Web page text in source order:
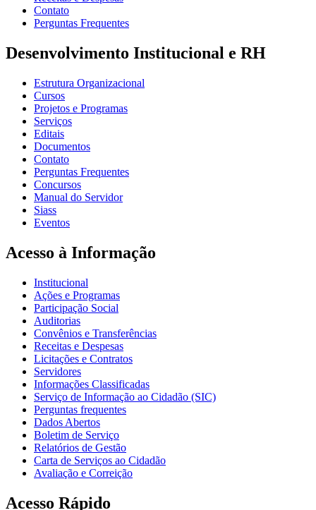
Contato
Perguntas Frequentes
Desenvolvimento Institucional e RH
Estrutura Organizacional
Cursos
Projetos e Programas
Serviços
Editais
Documentos
Contato
Perguntas Frequentes
Concursos
Manual do Servidor
Siass
Eventos
Acesso à Informação
Institucional
Ações e Programas
Participação Social
Auditorias
Convênios e Transferências
Receitas e Despesas
Licitações e Contratos
Servidores
Informações Classificadas
Serviço de Informação ao Cidadão (SIC)
Perguntas frequentes
Dados Abertos
Boletim de Serviço
Relatórios de Gestão
Carta de Serviços ao Cidadão
Avaliação e Correição
Acesso Rápido